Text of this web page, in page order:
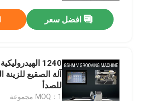
افضل سعر
آلة الصقيع للزينة
للصدأ
MOQ：1 مجموعة